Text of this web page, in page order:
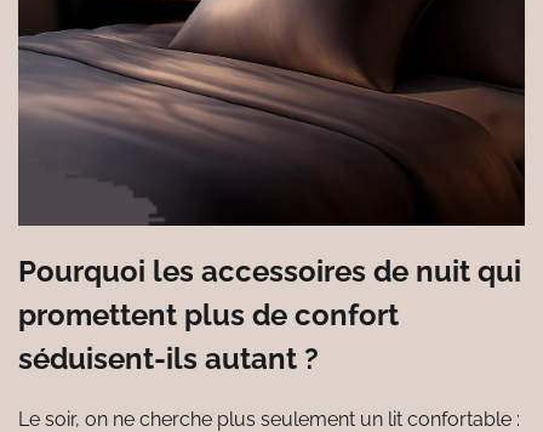
Pourquoi les accessoires de nuit qui
promettent plus de confort
séduisent-ils autant ?
Le soir, on ne cherche plus seulement un lit confortable :